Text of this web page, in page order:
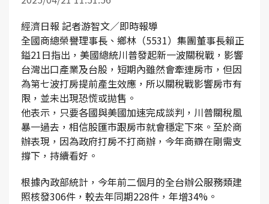
經濟日報 記者游智文／即時報導
全國商總榮譽理事長、鄉林（5531）集團董事長賴正
鎰21日指出，美國總統川普發起新一波關稅戰，影響
台灣出口產業及台股，短期內雖然會牽連房市，但因
為第七波打房提前產生效應，所以關稅戰影響房市有
限，並未出現恐慌或拋售。
他表示，只要各國與美國加速完成談判，川普關稅風
暴一過去，相信股匯市跟房市就會穩定下來。至於商
辦表現，因為政府打房不打商辦，今年商辧在剛需支
撐下，持續看好。
根據內政部統計，今年前二個月的全台辦公服務類建
照核發306件，較去年同期228件，年增34%。